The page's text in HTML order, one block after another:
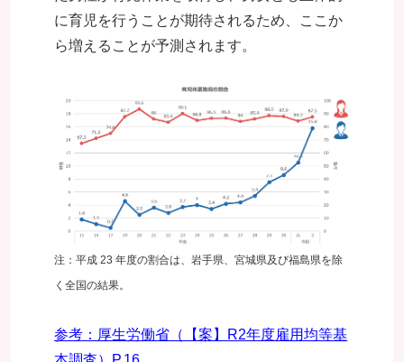
に育児を行うことが期待されるため、ここか
ら増えることが予測されます。
注：平成 23 年度の割合は、岩手県、宮城県及び福島県を除
く全国の結果。
参考：厚生労働省（【案】R2年度雇用均等基